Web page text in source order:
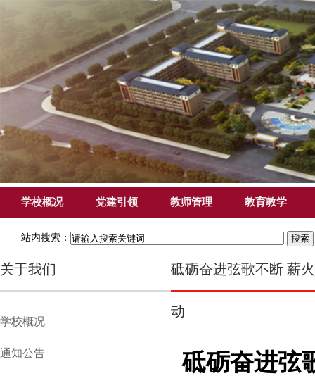
学校概况 党建引领 教师管理 教育教学
站内搜索：
关于我们
学校概况
通知公告
砥砺奋进弦歌不断 薪
动
砥砺奋进弦